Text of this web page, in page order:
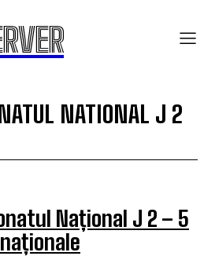
NATIONAL J 2
Național J 2 – 5